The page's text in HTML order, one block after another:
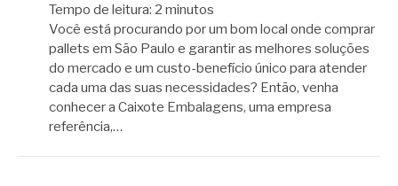
Tempo de leitura: 2 minutos
Você está procurando por um bom local onde comprar
pallets em São Paulo e garantir as melhores soluções
do mercado e um custo-benefício único para atender
cada uma das suas necessidades? Então, venha
conhecer a Caixote Embalagens, uma empresa
referência,…